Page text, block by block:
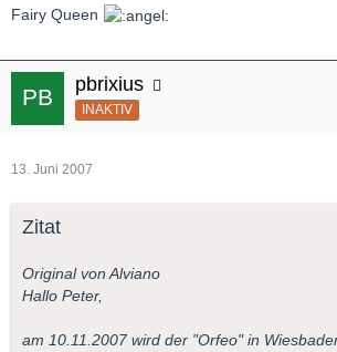
Fairy Queen
pbrixius
INAKTIV
13. Juni 2007
Zitat
Original von Alviano
Hallo Peter,
am 10.11.2007 wird der "Orfeo" in